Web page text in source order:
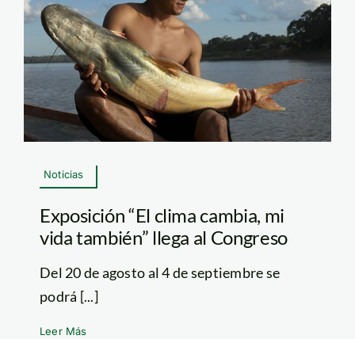
Noticias
Exposición “El clima cambia, mi
vida también” llega al Congreso
Del 20 de agosto al 4 de septiembre se
podrá [...]
Leer Más